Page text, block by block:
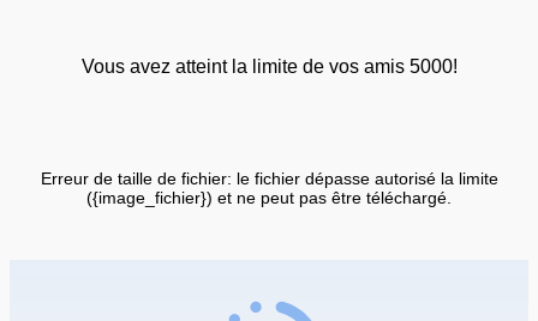
Vous avez atteint la limite de vos amis 5000!
Erreur de taille de fichier: le fichier dépasse autorisé la limite
({image_fichier}) et ne peut pas être téléchargé.